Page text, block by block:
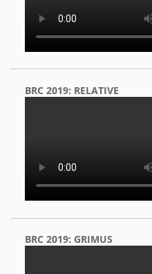
BRC 2019: RELATIVE
BRC 2019: GRIMUS